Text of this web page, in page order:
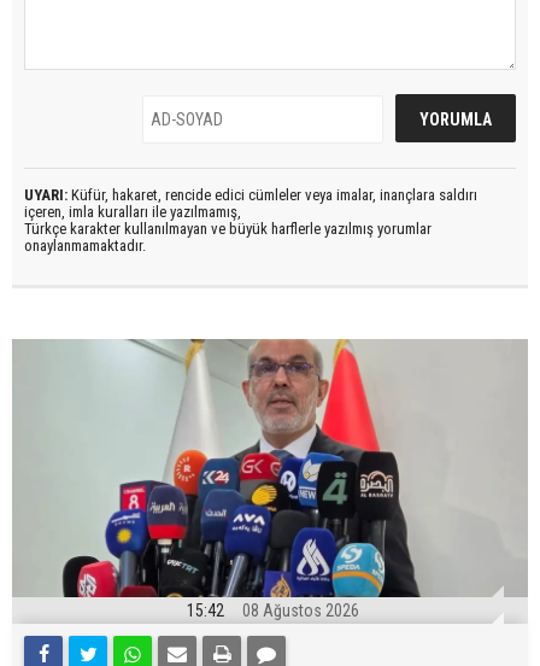
UYARI: Küfür, hakaret, rencide edici cümleler veya imalar, inançlara saldırı
içeren, imla kuralları ile yazılmamış,
Türkçe karakter kullanılmayan ve büyük harflerle yazılmış yorumlar
onaylanmamaktadır.
15:42 08 Ağustos 2026